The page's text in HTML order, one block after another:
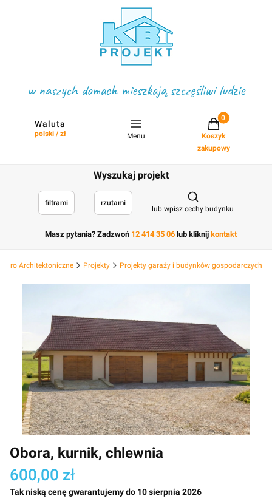
w naszych domach mieszkają szczęśliwi ludzie
Waluta
polski / zł Menu
Projekty w
Koszyk
zakupowy
Wyszukaj projekt
filtrami rzutami
Otwórz
lub wpisz cechy budynku
Masz pytania? Zadzwoń 12 414 35 06 lub kliknij kontakt
Architektoniczne Projekty Projekty garaży i budynków gospodarczych
Obora, kurnik, chlewnia
600,00 zł
Tak niską cenę gwarantujemy do 10 sierpnia 2026